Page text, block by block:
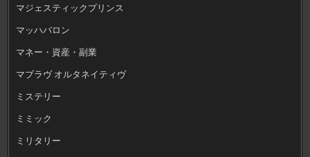
マジェスティックプリンス
マッハバロン
マネー・資産・副業
マブラヴ オルタネイティヴ
ミステリー
ミミック
ミリタリー